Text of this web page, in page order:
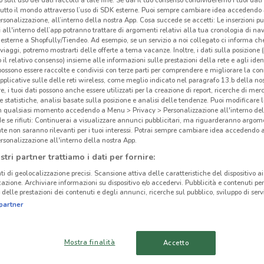
volantini nella tua zona. Riprova più tardi.
GRUGLIASCO ORBASSANO
NICHELINO
SAN MAURO
testi
dai
il mondo attraverso l’uso di SDK esterne. Puoi sempre cambiare idea accedendo
all’interno della nostra App. Cosa succede se accetti: Le inserzioni
all'interno dell’app potranno trattare di argomenti relativi alla tua cronologia di
a Shopfully/Tiendeo. Ad esempio, se un servizio a noi collegato ci informa
potremo mostrarti delle offerte a tema vacanze. Inoltre, i dati sulla posizione
il relativo consenso) insieme alle informazioni sulle prestazioni della rete e agli
essere raccolte e condivisi con terze parti per comprendere e migliorare la
sulle delle reti wireless, come meglio indicato nel paragrafo 13.b della
i tuoi dati possono anche essere utilizzati per la creazione di report, ricerche di
statistiche, analisi basate sulla posizione e analisi delle tendenze. Puoi modificare
qualsiasi momento accedendo a Menu > Privacy > Personalizzazione all'interno
se rifiuti: Continuerai a visualizzare annunci pubblicitari, ma riguarderanno
non saranno rilevanti per i tuoi interessi. Potrai sempre cambiare idea accedendo
all'interno della nostra App.
partner trattiamo i dati per fornire:
di geolocalizzazione precisi. Scansione attiva delle caratteristiche del dispositivo
Archiviare informazioni su dispositivo e/o accedervi. Pubblicità e contenuti
prestazioni dei contenuti e degli annunci, ricerche sul pubblico, sviluppo di
Mostra finalità Accetto